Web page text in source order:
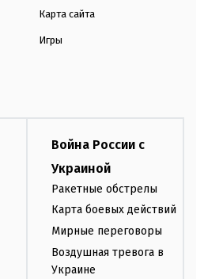
Карта сайта
Игры
Война России с
Украиной
Ракетные обстрелы
Карта боевых действий
Мирные переговоры
Воздушная тревога в
Украине